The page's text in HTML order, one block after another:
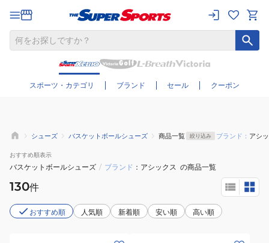
スポーツ・カテゴリ ブランド セール クーポン
さらに絞り込む
シューズ バスケットボールシューズ 商品一覧 絞り込み ブランド： アシ
おすすめ順表示
バスケットボールシューズ / ブランド アシックス の商品一覧
130件
おすすめ順 人気順 新着順 安い順 高い順